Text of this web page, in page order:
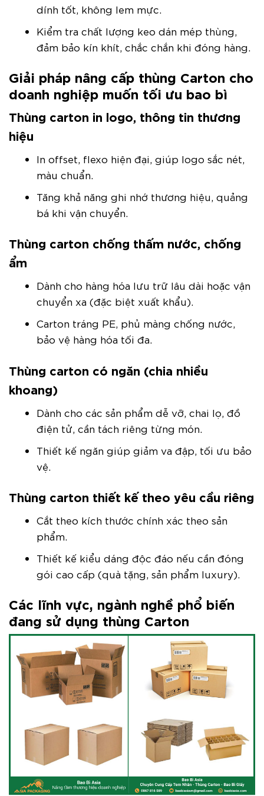
dính tốt, không lem mực.
Kiểm tra chất lượng keo dán mép thùng,
đảm bảo kín khít, chắc chắn khi đóng hàng.
Giải pháp nâng cấp thùng Carton cho
doanh nghiệp muốn tối ưu bao bì
Thùng carton in logo, thông tin thương
hiệu
In offset, flexo hiện đại, giúp logo sắc nét,
màu chuẩn.
Tăng khả năng ghi nhớ thương hiệu, quảng
bá khi vận chuyển.
Thùng carton chống thấm nước, chống
ẩm
Dành cho hàng hóa lưu trữ lâu dài hoặc vận
chuyển xa (đặc biệt xuất khẩu).
Carton tráng PE, phủ màng chống nước,
bảo vệ hàng hóa tối đa.
Thùng carton có ngăn (chia nhiều
khoang)
Dành cho các sản phẩm dễ vỡ, chai lọ, đồ
điện tử, cần tách riêng từng món.
Thiết kế ngăn giúp giảm va đập, tối ưu bảo
vệ.
Thùng carton thiết kế theo yêu cầu riêng
Cắt theo kích thước chính xác theo sản
phẩm.
Thiết kế kiểu dáng độc đáo nếu cần đóng
gói cao cấp (quà tặng, sản phẩm luxury).
Các lĩnh vực, ngành nghề phổ biến
đang sử dụng thùng Carton